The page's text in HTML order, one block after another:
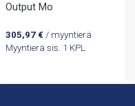
Output Mo
305,97 € / myyntierä
Myyntierä sis. 1 KPL